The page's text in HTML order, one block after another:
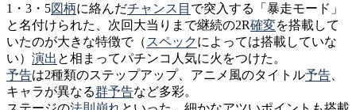
1・3・5図柄に絡んだチャンス目 で突入する「暴走モード」
と名付けられた、次回大当りまで継続の2R確変を搭載して
いたのが大きな特徴で（ スペックによっては搭載していな
い） 演出 と相まってパチンコ人気に火をつけた。
予告は2種類のステップアップ、アニメ風のタイトル予告
キャラが異なる群予告など多彩。